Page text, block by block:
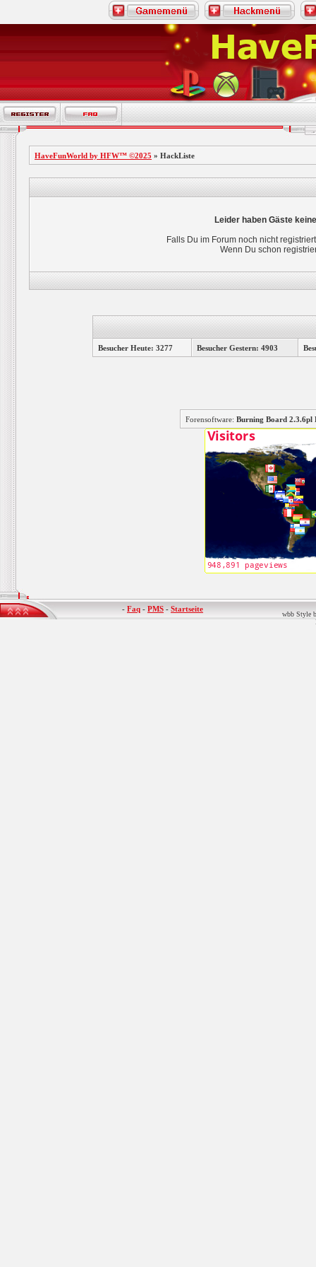
HaveFunWorld by HFW™ ©2025 » HackListe
Leider haben Gäste
Falls Du im Forum noch nicht
Wenn Du schon
Besucher Heute: 3277 Besucher Gestern: 4903
Forensoftware: Burning Board
- Faq - PMS - Startseite
wbb Style